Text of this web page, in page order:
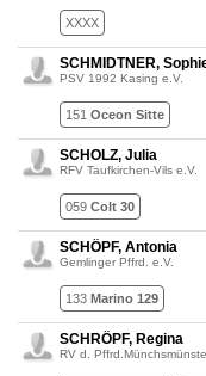
XXXX
SCHMIDTNER,
PSV 1992 Kasing e.V.
151 Oceon Sitte
SCHOLZ, Julia
RFV Taufkirchen-Vils e.V.
059 Colt 30
SCHÖPF, Antonia
Gemlinger Pffrd. e.V.
133 Marino 129
SCHRÖPF, Regina
RV d.